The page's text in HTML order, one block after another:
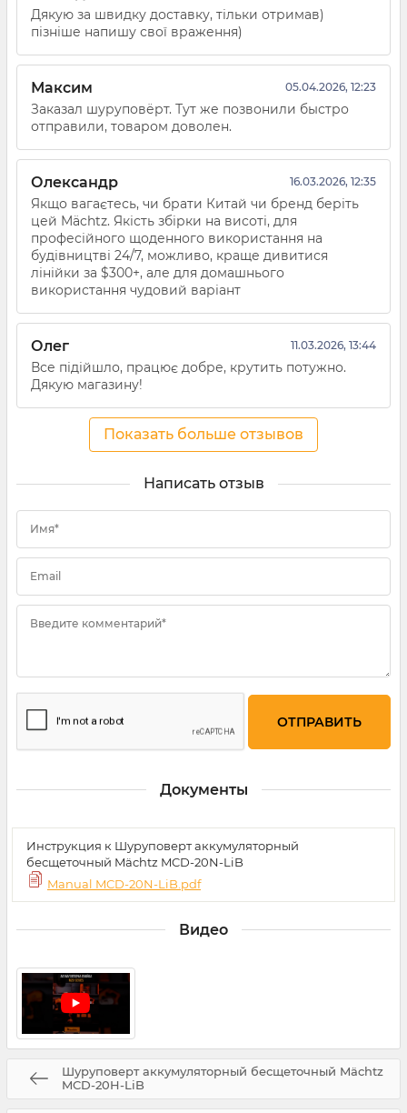
Дякую за швидку доставку, тільки отримав)
пізніше напишу свої враження)
Максим 05.04.2026, 12:23
Заказал шуруповёрт. Тут же позвонили быстро
отправили, товаром доволен.
Олександр 16.03.2026, 12:35
Якщо вагаєтесь, чи брати Китай чи бренд беріть
цей Mächtz. Якість збірки на висоті, для
професійного щоденного використання на
будівництві 24/7, можливо, краще дивитися
лінійки за $300+, але для домашнього
використання чудовий варіант
Олег 11.03.2026, 13:44
Все підійшло, працює добре, крутить потужно.
Дякую магазину!
Показать больше отзывов
Написать отзыв
Имя*
Email
Введите комментарий*
Документы
Инструкция к Шуруповерт аккумуляторный
бесщеточный Mächtz MCD-20N-LiB
Manual MCD-20N-LiB.pdf
Видео
Шуруповерт аккумуляторный бесщеточный Mächtz
MCD-20H-LiB